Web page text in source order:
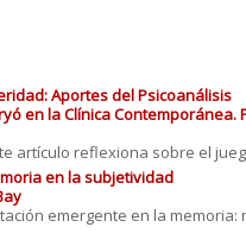
Aportes del Psicoanálisis
en la Clínica Contemporánea.
artículo reflexiona sobre el
en la subjetividad
emergente en la memoria: